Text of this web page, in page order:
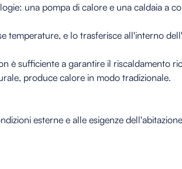
una pompa di calore e una caldaia a
temperature, e lo trasferisce all'interno
è sufficiente a garantire il riscaldamento
produce calore in modo tradizionale.
esterne e alle esigenze